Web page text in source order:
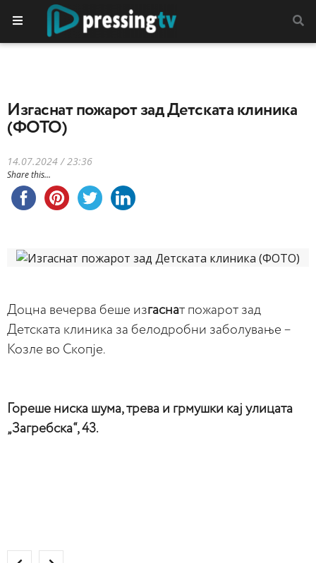
Изгаснат пожарот зад Детската клиника
(ФОТО)
14.07.2024 / 23:36
Share this...
Доцна вечерва беше изгаснат пожарот зад
Детската клиника за белодробни заболување –
Козле во Скопје.
Гореше ниска шума, трева и грмушки кај улицата
„Загребска“, 43.